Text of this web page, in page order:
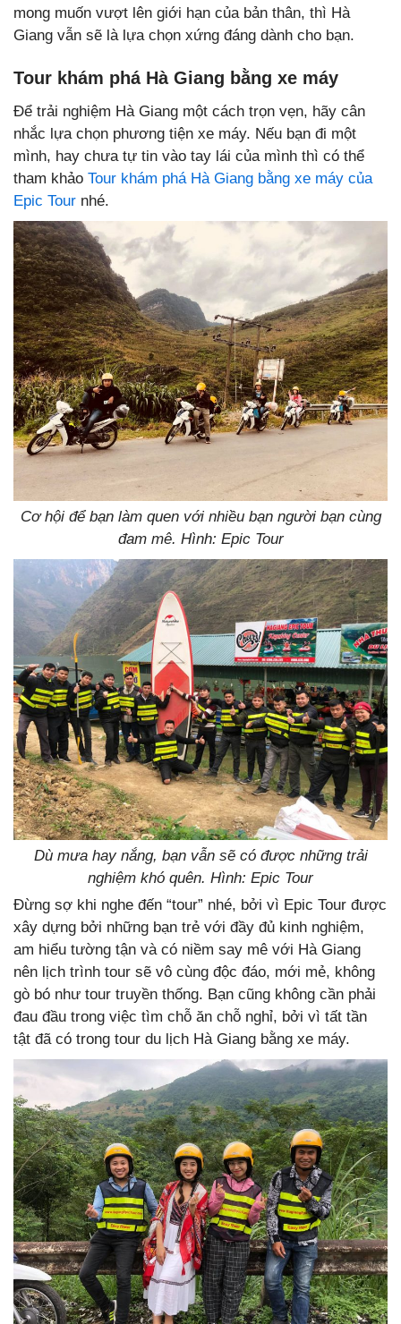
mong muốn vượt lên giới hạn của bản thân, thì Hà
Giang vẫn sẽ là lựa chọn xứng đáng dành cho bạn.
Tour khám phá Hà Giang bằng xe máy
Để trải nghiệm Hà Giang một cách trọn vẹn, hãy cân
nhắc lựa chọn phương tiện xe máy. Nếu bạn đi một
mình, hay chưa tự tin vào tay lái của mình thì có thể
tham khảo Tour khám phá Hà Giang bằng xe máy của
Epic Tour nhé.
Cơ hội để bạn làm quen với nhiều bạn người bạn cùng
đam mê. Hình: Epic Tour
Dù mưa hay nắng, bạn vẫn sẽ có được những trải
nghiệm khó quên. Hình: Epic Tour
Đừng sợ khi nghe đến “tour” nhé, bởi vì Epic Tour được
xây dựng bởi những bạn trẻ với đầy đủ kinh nghiệm,
am hiểu tường tận và có niềm say mê với Hà Giang
nên lịch trình tour sẽ vô cùng độc đáo, mới mẻ, không
gò bó như tour truyền thống. Bạn cũng không cần phải
đau đầu trong việc tìm chỗ ăn chỗ nghỉ, bởi vì tất tần
tật đã có trong tour du lịch Hà Giang bằng xe máy.